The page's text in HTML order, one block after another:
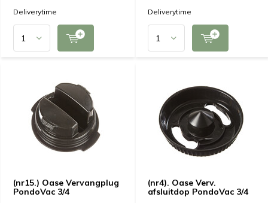
Deliverytime Deliverytime
(nr15.) Oase Vervangplug
PondoVac 3/4
(nr4). Oase Verv.
afsluitdop PondoVac 3/4